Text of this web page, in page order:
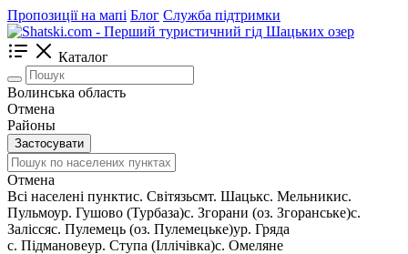
Пропозиції на мапі Блог Служба підтримки
Каталог
Волинська область
Отмена
Районы
Застосувати
Отмена
Всі населені пунктиc. Світязьсмт. Шацькс. Мельникис.
Пульмоур. Гушово (Турбаза)с. Згорани (оз. Згоранське)с.
Заліссяс. Пулемець (оз. Пулемецьке)ур. Гряда
с. Підмановеур. Ступа (Іллічівка)с. Омеляне